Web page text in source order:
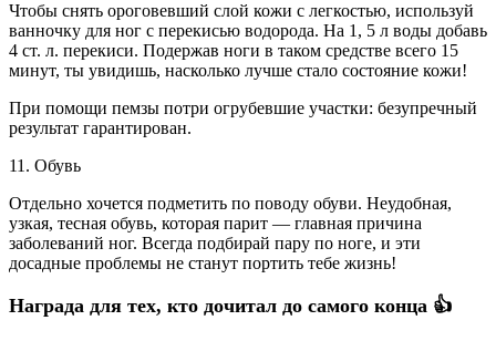
Чтобы снять ороговевший слой кожи с легкостью, используй
ванночку для ног с перекисью водорода. На 1, 5 л воды добавь
4 ст. л. перекиси. Подержав ноги в таком средстве всего 15
минут, ты увидишь, насколько лучше стало состояние кожи!
При помощи пемзы потри огрубевшие участки: безупречный
результат гарантирован.
11. Обувь
Отдельно хочется подметить по поводу обуви. Неудобная,
узкая, тесная обувь, которая парит — главная причина
заболеваний ног. Всегда подбирай пару по ноге, и эти
досадные проблемы не станут портить тебе жизнь!
Награда для тех, кто дочитал до самого конца 👍